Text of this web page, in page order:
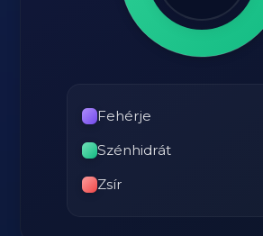
Fehérje
Szénhidrát
Zsír